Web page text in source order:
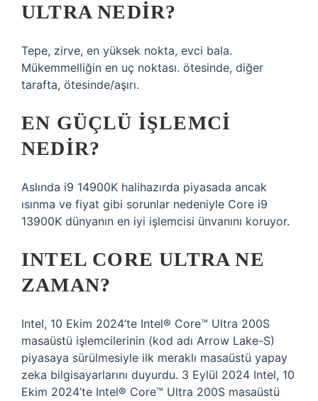
ULTRA NEDIR?
Tepe, zirve, en yüksek nokta, evci bala.
Mükemmelliğin en uç noktası. ötesinde, diğer
tarafta, ötesinde/aşırı.
EN GÜÇLÜ IŞLEMCI
NEDIR?
Aslında i9 14900K halihazırda piyasada ancak
ısınma ve fiyat gibi sorunlar nedeniyle Core i9
13900K dünyanın en iyi işlemcisi ünvanını koruyor.
INTEL CORE ULTRA NE
ZAMAN?
Intel, 10 Ekim 2024’te Intel® Core™ Ultra 200S
masaüstü işlemcilerinin (kod adı Arrow Lake-S)
piyasaya sürülmesiyle ilk meraklı masaüstü yapay
zeka bilgisayarlarını duyurdu. 3 Eylül 2024 Intel, 10
Ekim 2024’te Intel® Core™ Ultra 200S masaüstü